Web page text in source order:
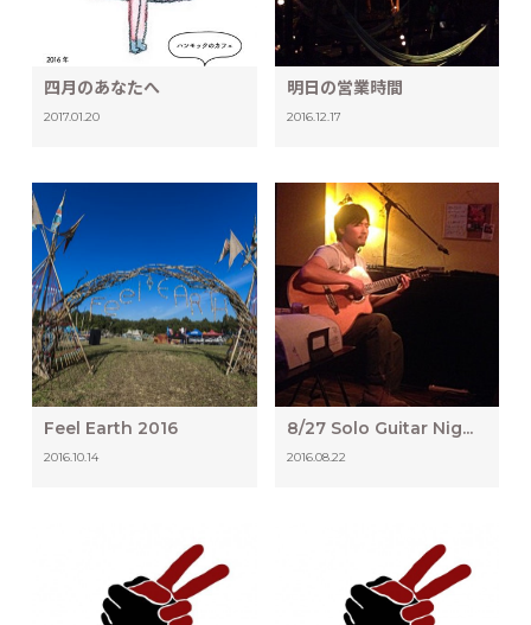
四月のあなたへ
2017.01.20
明日の営業時間
2016.12.17
Feel Earth 2016
2016.10.14
8/27 Solo Guitar Nig...
2016.08.22